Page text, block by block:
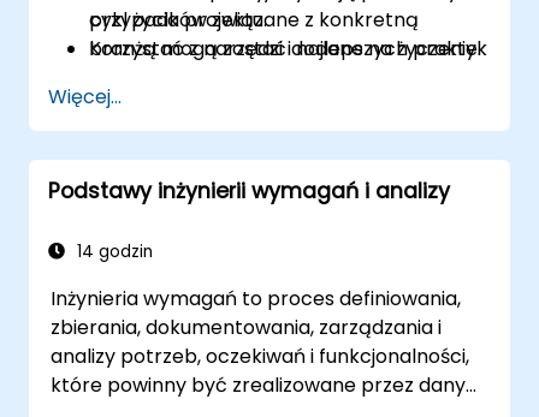
cykl życia projektu.
Korzystać z narzędzi i najlepszych praktyk
komunikację i wyniki projektu.
Być w pełni przygotowanym do zdania
egzaminu certyfikacyjnego IREB CPRE –
Foundation Level.
przypadków związane z konkretną
branżą mogą zostać dodane na życzenie.
Więcej...
Podstawy inżynierii wymagań i analizy
14 godzin
Inżynieria wymagań to proces definiowania,
zbierania, dokumentowania, zarządzania i
analizy potrzeb, oczekiwań i funkcjonalności,
które powinny być zrealizowane przez dany